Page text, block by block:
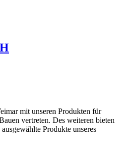
mit unseren Produkten für
vertreten. Des weiteren bieten
Produkte unseres